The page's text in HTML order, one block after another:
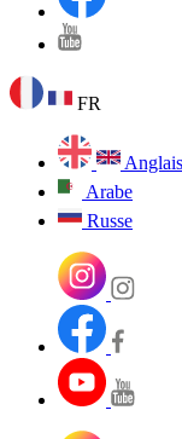
FR
Anglais
Arabe
Russe